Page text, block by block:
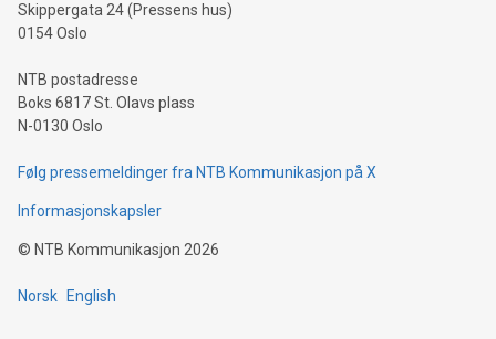
Skippergata 24 (Pressens hus)
0154 Oslo
NTB postadresse
Boks 6817 St. Olavs plass
N-0130 Oslo
Følg pressemeldinger fra NTB Kommunikasjon på X
Informasjonskapsler
© NTB Kommunikasjon 2026
Norsk English